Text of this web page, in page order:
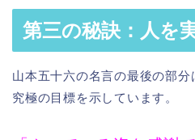
第三の秘訣：人を
山本五十六の名言の最後の部
究極の目標を示しています。